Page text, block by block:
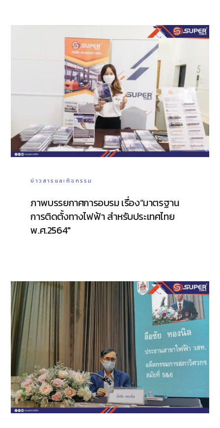
ข่าวสารและกิจกรรม
ภาพบรรยกาศการอบรม เรื่อง”มาตรฐาน
การติดตั้งทางไฟฟ้า สำหรับประเทศไทย
พ.ศ.2564″